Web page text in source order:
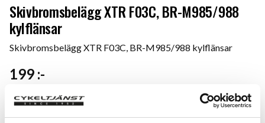
Skivbromsbelägg XTR F03C, BR-M985/988
kylflänsar
Skivbromsbelägg XTR F03C, BR-M985/988 kylflänsar
199 :-